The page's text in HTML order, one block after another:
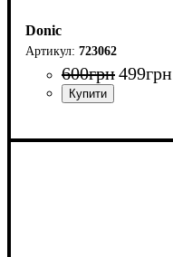
Donic
723062
600грн499грн